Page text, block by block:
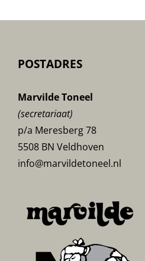
POSTADRES
Marvilde Toneel
(secretariaat)
p/a Meresberg 78
5508 BN Veldhoven
info@marvildetoneel.nl